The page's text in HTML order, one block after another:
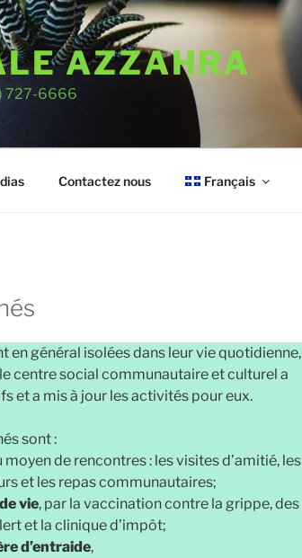
AZZAHRA
727-6666
Contactez nous Français
en général isolées dans leur vie quotidienne,
centre social communautaire et culturel a
et a mis à jour les activités pour eux.
sont :
moyen de rencontres : les visites d’amitié, les
et les repas communautaires;
vie, par la vaccination contre la grippe, des
et la clinique d’impôt;
d’entraide,